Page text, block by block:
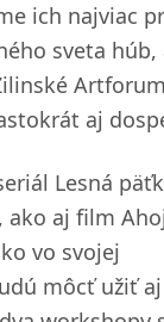
ich najviac
sveta húb,
aj
Lesná
aj film
vo svojej
môcť užiť aj